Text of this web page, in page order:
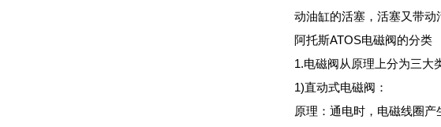
动油缸的活塞，活塞又带动
阿托斯ATOS电磁阀的分类
1.电磁阀从原理上分为三大
1)直动式电磁阀：
原理：通电时，电磁线圈